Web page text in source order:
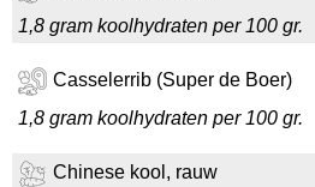
1,8 gram koolhydraten per 100 gr.
Casselerrib (Super de Boer)
1,8 gram koolhydraten per 100 gr.
Chinese kool, rauw